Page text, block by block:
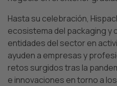
Hasta su celebración,
ecosistema del packaging y
entidades del sector en
ayuden a empresas y
retos surgidos tras la
e innovaciones en torno a